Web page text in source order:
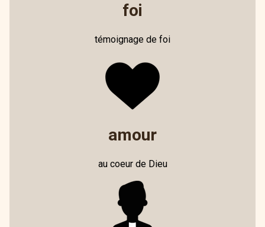
foi
témoignage de foi
amour
au coeur de Dieu